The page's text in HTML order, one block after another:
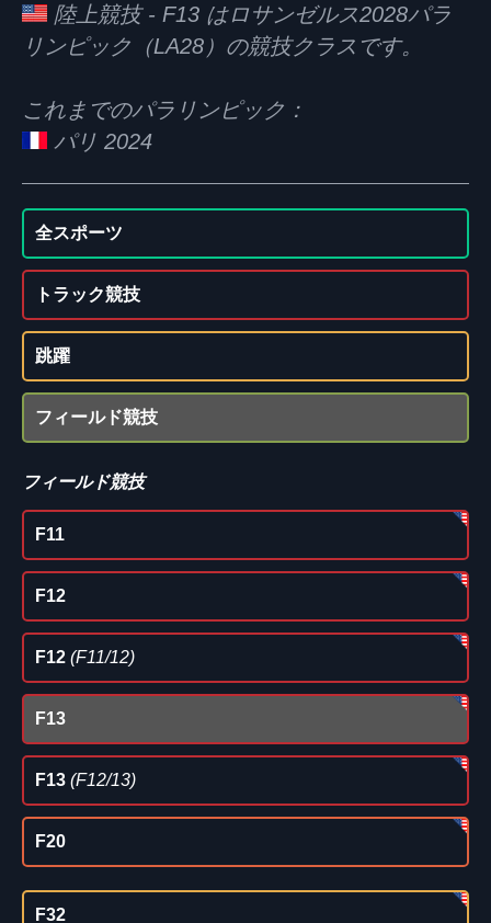
陸上競技 - F13 はロサンゼルス2028パラ
リンピック（LA28）の競技クラスです。
これまでのパラリンピック：
パリ 2024
全スポーツ
トラック競技
跳躍
フィールド競技
フィールド競技
F11
F12
F12 (F11/12)
F13
F13 (F12/13)
F20
F32